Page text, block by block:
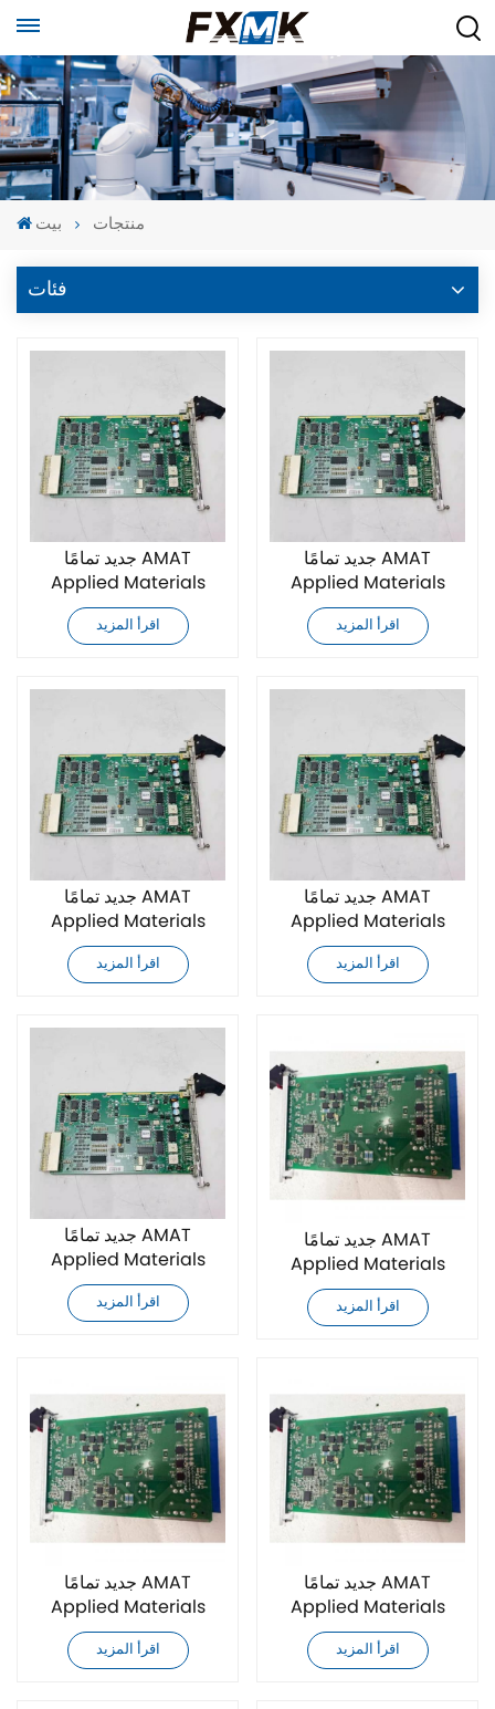
بيت منتجات
فئات
جديد تمامًا AMAT
Applied Materials
0190-34283 وحدة تحكم
اقرأ المزيد
جديد تمامًا AMAT
Applied Materials
0190-27072 وحدة تحكم
اقرأ المزيد
جديد تمامًا AMAT
Applied Materials
0190-34795 وحدة تحكم
اقرأ المزيد
جديد تمامًا AMAT
Applied Materials
0190-24283 وحدة تحكم
اقرأ المزيد
جديد تمامًا AMAT
Applied Materials
0190-30079 وحدة تحكم
اقرأ المزيد
جديد تمامًا AMAT
Applied Materials
0190-16926 وحدة تحكم
اقرأ المزيد
جديد تمامًا AMAT
Applied Materials
0190-16825 وحدة تحكم
اقرأ المزيد
جديد تمامًا AMAT
Applied Materials
0190-16633 وحدة تحكم
اقرأ المزيد